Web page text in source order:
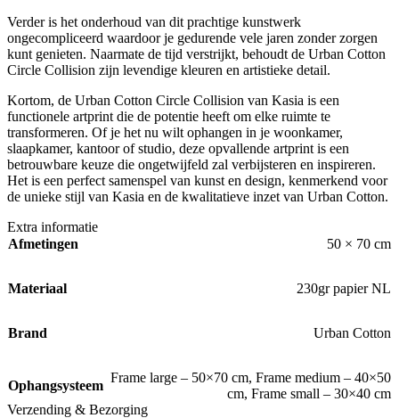
Verder is het onderhoud van dit prachtige kunstwerk
ongecompliceerd waardoor je gedurende vele jaren zonder zorgen
kunt genieten. Naarmate de tijd verstrijkt, behoudt de Urban Cotton
Circle Collision zijn levendige kleuren en artistieke detail.
Kortom, de Urban Cotton Circle Collision van Kasia is een
functionele artprint die de potentie heeft om elke ruimte te
transformeren. Of je het nu wilt ophangen in je woonkamer,
slaapkamer, kantoor of studio, deze opvallende artprint is een
betrouwbare keuze die ongetwijfeld zal verbijsteren en inspireren.
Het is een perfect samenspel van kunst en design, kenmerkend voor
de unieke stijl van Kasia en de kwalitatieve inzet van Urban Cotton.
Extra informatie
Afmetingen
50 × 70 cm
Materiaal 230gr papier NL
Brand Urban Cotton
Ophangsysteem
Frame large – 50×70 cm, Frame medium – 40×50
cm, Frame small – 30×40 cm
Verzending & Bezorging